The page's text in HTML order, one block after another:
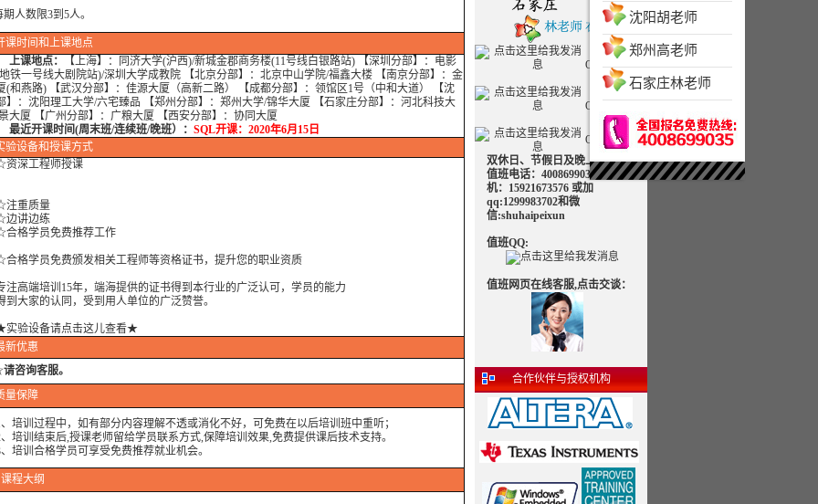
QQ客服一
QQ客服二
QQ客服三
双休日、节假日及晚上可致电
值班电话：4008699035 值班手
机：15921673576 或加
qq:1299983702和微
信:shuhaipeixun
值班QQ:
值班网页在线客服,点击交谈：
合作伙伴与授权机构
人数限3到5人。
课时间和上课地点
上课地点：
【上海】：同济大学(沪西)/新城金郡商务楼(11号线白银路站) 【深圳分部】：电影
铁一号线大剧院站)/深圳大学成教院 【北京分部】：北京中山学院/福鑫大楼 【南京分部】：金
(和燕路) 【武汉分部】：佳源大厦（高新二路） 【成都分部】：领馆区1号（中和大道） 【沈
】：沈阳理工大学/六宅臻品 【郑州分部】：郑州大学/锦华大厦 【石家庄分部】：河北科技大
大厦 【广州分部】：广粮大厦 【西安分部】：协同大厦
开课时间(周末班/连续班/晚班）： SQL开课：2020年6月15日
验设备和授课方式
工程师授课
重质量
讲边练
学员免费推荐工作
学员免费颁发相关工程师等资格证书，提升您的职业资质
高端培训15年，端海提供的证书得到本行业的广泛认可，学员的能力
大家的认同，受到用人单位的广泛赞誉。
实验设备请点击这儿查看★
新优惠
请咨询客服。
量保障
训过程中，如有部分内容理解不透或消化不好，可免费在以后培训班中重听；
训结束后,授课老师留给学员联系方式,保障培训效果,免费提供课后技术支持。
训合格学员可享受免费推荐就业机会。
课程大纲
沈阳胡老师
郑州高老师
石家庄林老师